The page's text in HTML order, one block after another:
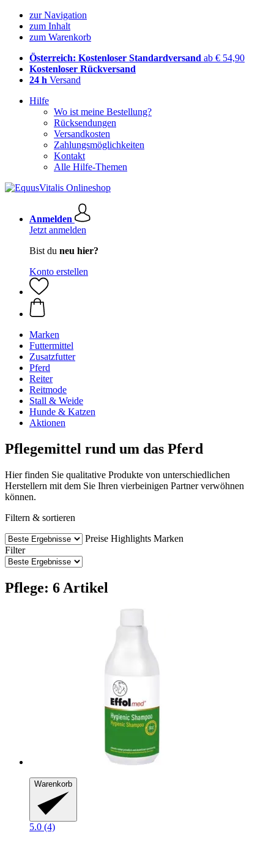
zur Navigation
zum Inhalt
zum Warenkorb
Österreich: Kostenloser Standardversand ab € 54,90
Kostenloser Rückversand
24 h Versand
Hilfe
Wo ist meine Bestellung?
Rücksendungen
Versandkosten
Zahlungsmöglichkeiten
Kontakt
Alle Hilfe-Themen
Anmelden
Jetzt anmelden
Bist du neu hier?
Konto erstellen
Marken
Futtermittel
Zusatzfutter
Pferd
Reiter
Reitmode
Stall & Weide
Hunde & Katzen
Aktionen
Pflegemittel rund um das Pferd
Hier finden Sie qualitative Produkte von unterschiedlichen
Herstellern mit dem Sie Ihren vierbeinigen Partner verwöhnen
können.
Filtern & sortieren
Preise Highlights Marken
Filter
Pflege: 6 Artikel
Warenkorb
5.0 (4)